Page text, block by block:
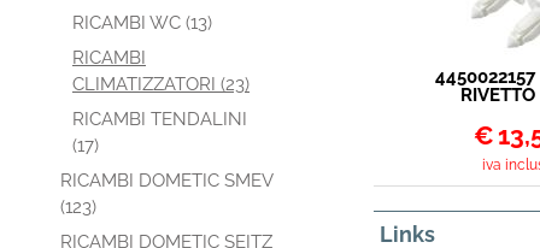
RICAMBI WC (13)
RICAMBI
CLIMATIZZATORI (23)
RICAMBI TENDALINI
(17)
RICAMBI DOMETIC SMEV
(123)
RICAMBI DOMETIC SEITZ
4450022157
RIVETTO
DOMETIC
6PZ
€
iva
Links